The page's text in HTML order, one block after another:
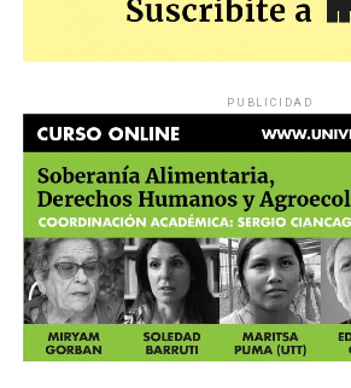
PUBLICIDAD